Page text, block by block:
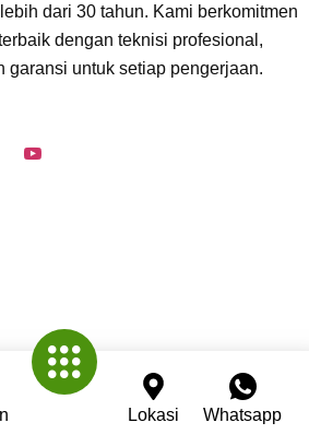
Lokasi Whatsapp
dari 30 tahun. Kami berkomitmen
dengan teknisi profesional,
garansi untuk setiap pengerjaan.